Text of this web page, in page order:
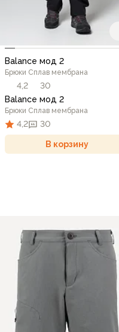
Balance мод 2
Брюки Сплав мембрана
4,2
30
Balance мод 2
Брюки Сплав мембрана
4,2 30
В корзину